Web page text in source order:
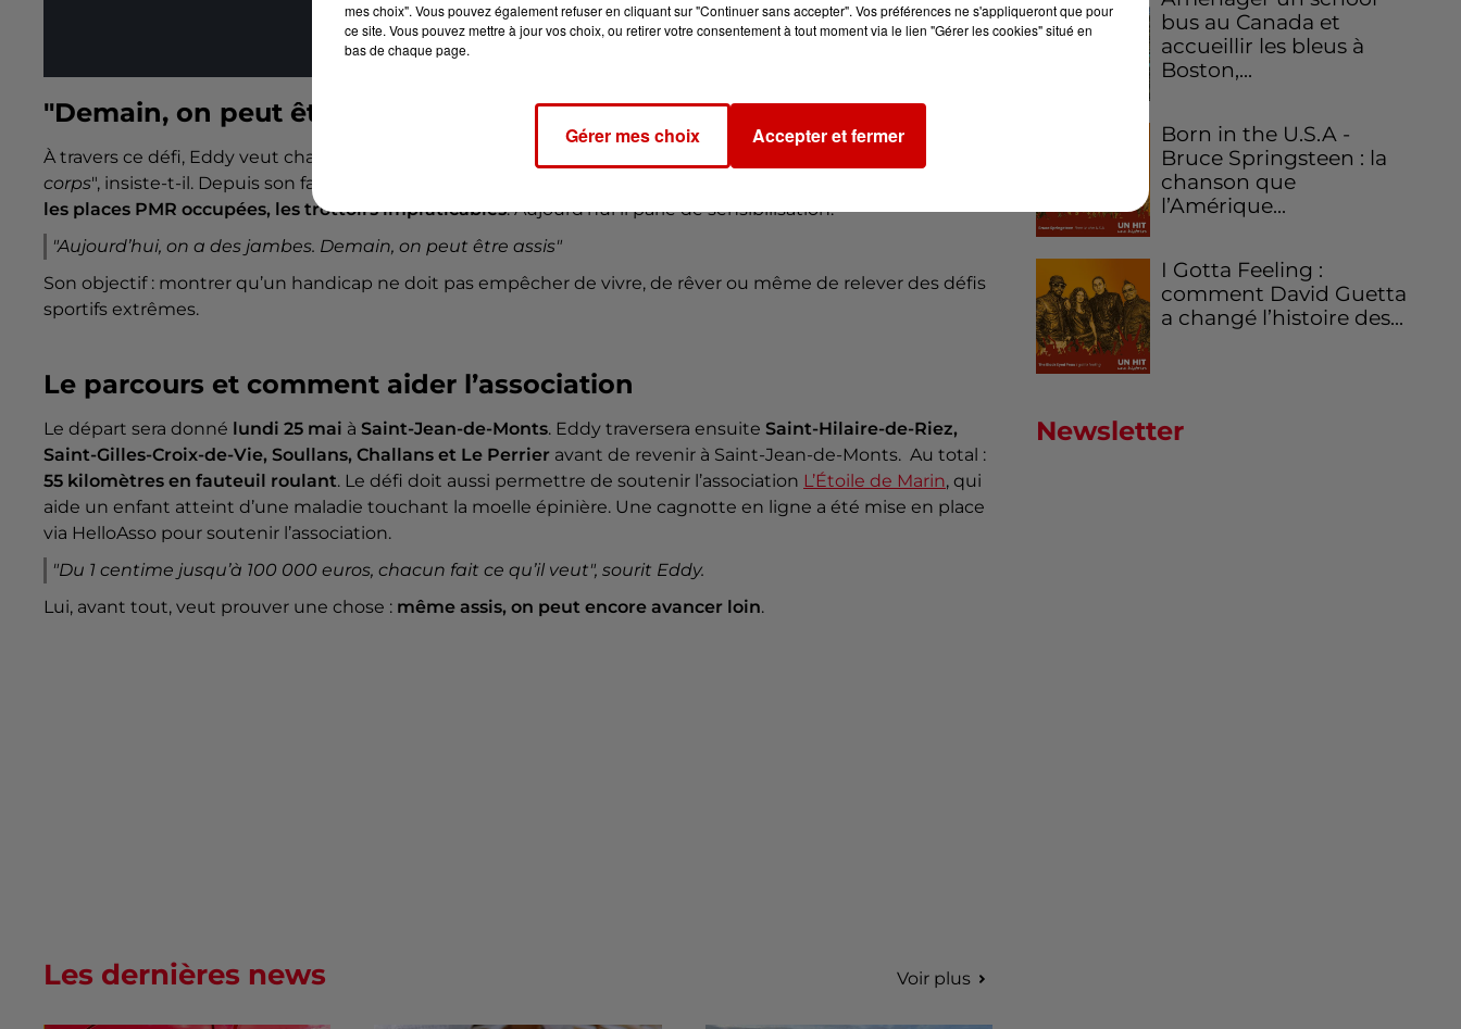
Afficher l'élément
"Demain, on peut être assis"
À travers ce défi, Eddy veut changer le
corps", insiste-t-il. Depuis son fauteuil, il raconte avoir découvert une autre réalité du quotidien :
les places PMR occupées, les trottoirs impraticables. Aujourd’hui il parle de sensibilisation.
"Aujourd’hui, on a des jambes. Demain, on peut être assis"
Son objectif : montrer qu’un handicap ne doit pas empêcher de vivre, de rêver ou même de relever des défis
sportifs extrêmes.
Le parcours et comment aider l’association
Le départ sera donné lundi 25 mai à Saint-Jean-de-Monts. Eddy traversera ensuite Saint-Hilaire-de-Riez,
Saint-Gilles-Croix-de-Vie, Soullans, Challans et Le Perrier avant de revenir à Saint-Jean-de-Monts. Au total :
55 kilomètres en fauteuil roulant. Le défi doit aussi permettre de soutenir l’association L’Étoile de Marin, qui
aide un enfant atteint d’une maladie touchant la moelle épinière. Une cagnotte en ligne a été mise en place
via HelloAsso pour soutenir l’association.
"Du 1 centime jusqu’à 100 000 euros, chacun fait ce qu’il veut", sourit Eddy.
Lui, avant tout, veut prouver une chose : même assis, on peut encore avancer loin.
bus au Canada et
accueillir les bleus à
Boston,...
Born in the U.S.A -
Bruce Springsteen : la
chanson que
l’Amérique...
I Gotta Feeling :
comment David Guetta
a changé l’histoire des...
Newsletter
Les dernières news Voir plus
mes choix". Vous pouvez également refuser en cliquant sur "Continuer sans accepter". Vos préférences ne s'appliqueront que pour
ce site. Vous pouvez mettre à jour vos choix, ou retirer votre consentement à tout moment via le lien "Gérer les cookies" situé en
bas de chaque page.
Gérer mes choix Accepter et fermer